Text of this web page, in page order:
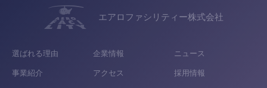
エアロファシリティー株式会社
選ばれる理由 企業情報 ニュース
事業紹介 アクセス 採用情報